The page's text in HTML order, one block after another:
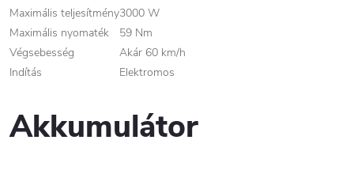
Maximális teljesítmény3000 W
Maximális nyomaték
59 Nm
Végsebesség
Akár 60 km/h
Indítás
Elektromos
Akkumulátor